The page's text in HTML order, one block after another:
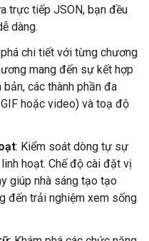
trực tiếp JSON, bạn đều
dàng.
phá chi tiết với từng chương
mang đến sự kết hợp
các thành phần đa
hoặc video) và toạ độ
: Kiểm soát dòng tự sự
hoạt. Chế độ cài đặt vị
giúp nhà sáng tạo tạo
đến trải nghiệm xem sống